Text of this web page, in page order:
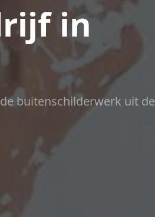
in
buitenschilderwerk uit de